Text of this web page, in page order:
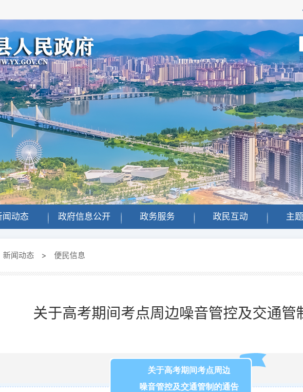
闻动态 政府信息公开 政务服务 政民互动 主
新闻动态 > 便民信息
关于高考期间考点周边噪音管控及交通管
关于高考期间考点周边
噪音管控及交通管制的通告